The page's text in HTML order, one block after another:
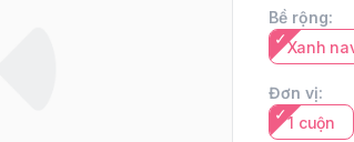
Bề rộng:
Xanh
Đơn vị:
1 cuộn